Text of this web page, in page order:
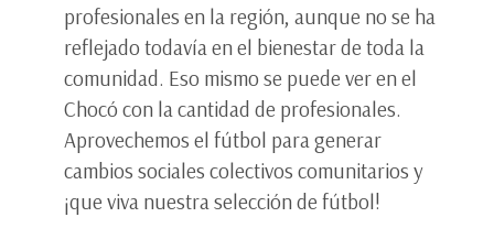
profesionales en la región, aunque no se ha
reflejado todavía en el bienestar de toda la
comunidad. Eso mismo se puede ver en el
Chocó con la cantidad de profesionales.
Aprovechemos el fútbol para generar
cambios sociales colectivos comunitarios y
¡que viva nuestra selección de fútbol!